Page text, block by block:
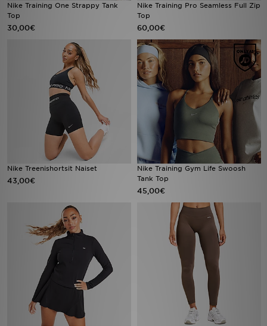
Nike Training One Strappy Tank
Top
30,00€
Nike Training Pro Seamless Full Zip
Top
60,00€
Nike Treenishortsit Naiset
43,00€
Nike Training Gym Life Swoosh
Tank Top
45,00€